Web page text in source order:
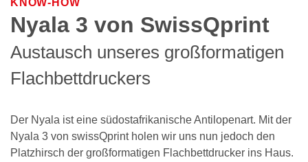
KNOW-HOW
Nyala 3 von SwissQprint
Austausch unseres großformatigen
Flachbettdruckers
Der Nyala ist eine südostafrikanische Antilopenart. Mit der
Nyala 3 von swissQprint holen wir uns nun jedoch den
Platzhirsch der großformatigen Flachbettdrucker ins Haus.